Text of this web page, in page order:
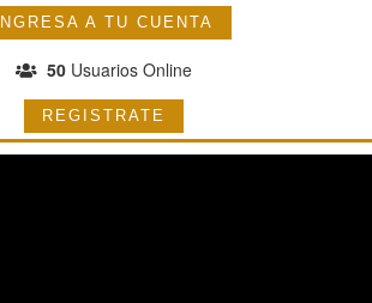
INGRESA A TU CUENTA
50Usuarios Online
REGISTRATE